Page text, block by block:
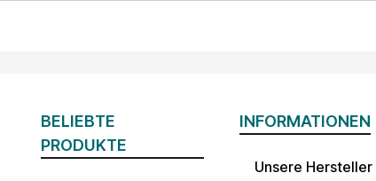
BELIEBTE
PRODUKTE
INFORMATIONEN
Unsere Hersteller